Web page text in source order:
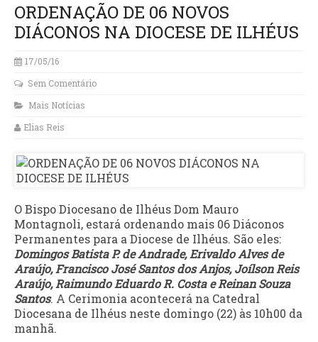
ORDENAÇÃO DE 06 NOVOS
DIÁCONOS NA DIOCESE DE ILHÉUS
17/05/16
Sem Comentário
Mais Notícias
Elias Reis
O Bispo Diocesano de Ilhéus Dom Mauro
Montagnoli, estará ordenando mais 06 Diáconos
Permanentes para a Diocese de Ilhéus. São eles:
Domingos Batista P. de Andrade, Erivaldo Alves de
Araújo, Francisco José Santos dos Anjos, Joílson Reis
Araújo, Raimundo Eduardo R. Costa e Reinan Souza
Santos. A Cerimonia acontecerá na Catedral
Diocesana de Ilhéus neste domingo (22) às 10h00 da
manhã.